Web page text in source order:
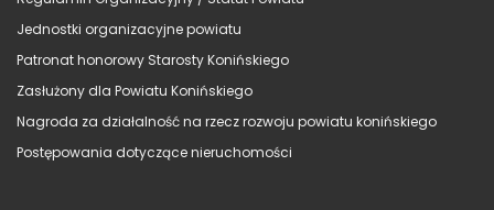
Jednostki organizacyjne powiatu
Patronat honorowy Starosty Konińskiego
Zasłużony dla Powiatu Konińskiego
Nagroda za działalność na rzecz rozwoju powiatu konińskiego
Postępowania dotyczące nieruchomości